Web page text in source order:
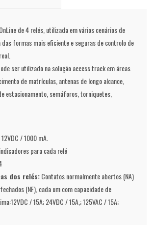
de 4 relés, utilizada em vários cenários de
das formas mais eficiente e seguras de controlo de
ser utilizado na solução access.track em áreas
de matrículas, antenas de longo alcance,
estacionamento, semáforos, torniquetes,
12VDC / 1000 mA.
para cada relé
dos relés:Contatos normalmente abertos (NA)
(NF), cada um com capacidade de
/ 15A; 24VDC / 15A,; 125VAC / 15A;